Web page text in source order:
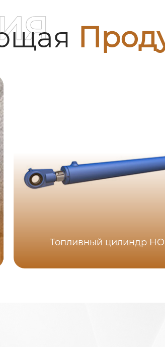
Топливный цилиндр